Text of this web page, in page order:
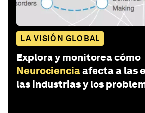
LA VISIÓN GLOBAL
Explora y monitorea cómo
Neurocienciaafecta a las
las industrias y los